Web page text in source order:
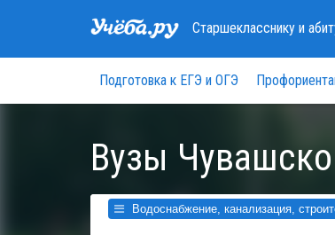
Старшеклассникуи
Подготовка к ЕГЭ и ОГЭ
Вузы
Водоснабжение, канализация,